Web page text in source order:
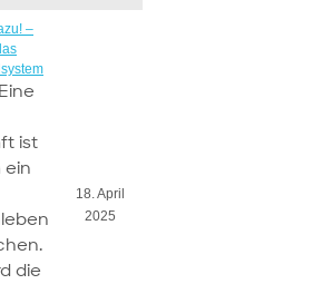
–
ist
ein
die
18. April
2025